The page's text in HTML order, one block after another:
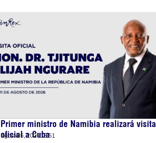
Primer ministro de Namibia realizará visita
oficial a Cuba
agosto 6, 202613:51